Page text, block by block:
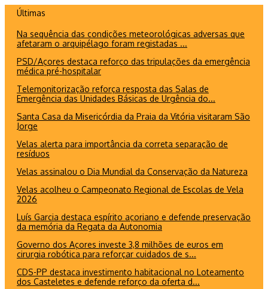
conteúdo
Últimas
Na sequência das condições meteorológicas adversas que
afetaram o arquipélago foram registadas ...
PSD/Açores destaca reforço das tripulações da emergência
médica pré-hospitalar
Telemonitorização reforça resposta das Salas de
Emergência das Unidades Básicas de Urgência do...
Santa Casa da Misericórdia da Praia da Vitória visitaram São
Jorge
Velas alerta para importância da correta separação de
resíduos
Velas assinalou o Dia Mundial da Conservação da Natureza
Velas acolheu o Campeonato Regional de Escolas de Vela
2026
Luís Garcia destaca espírito açoriano e defende preservação
da memória da Regata da Autonomia
Governo dos Açores investe 3,8 milhões de euros em
cirurgia robótica para reforçar cuidados de s...
CDS-PP destaca investimento habitacional no Loteamento
dos Casteletes e defende reforço da oferta d...